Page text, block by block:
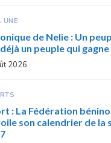
UNE
de Nelie : Un
un peuple qui gagne
2026
: La Fédération
son calendrier de la